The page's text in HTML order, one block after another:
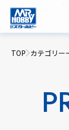
TOP カテゴリー